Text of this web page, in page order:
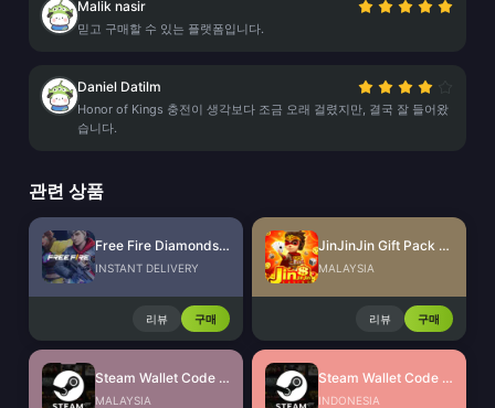
Malik nasir
믿고 구매할 수 있는 플랫폼입니다.
Daniel Datilm
Honor of Kings 충전이 생각보다 조금 오래 걸렸지만, 결국 잘 들어왔
습니다.
관련 상품
Free Fire Diamonds EU + TR
INSTANT DELIVERY
리뷰 구매
JinJinJin Gift Pack Redeem Code
MALAYSIA
리뷰 구매
Steam Wallet Code (MYR)
MALAYSIA
Steam Wallet Code (IDR)
INDONESIA